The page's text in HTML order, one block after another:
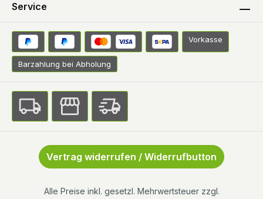
Service
Vorkasse
Barzahlung bei Abholung
Vertrag widerrufen / Widerrufbutton
Alle Preise inkl. gesetzl. Mehrwertsteuer zzgl.